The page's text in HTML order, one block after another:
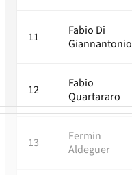
11
Fabio Di
Giannantonio
12
Fabio
Quartararo
13
Fermin
Aldeguer